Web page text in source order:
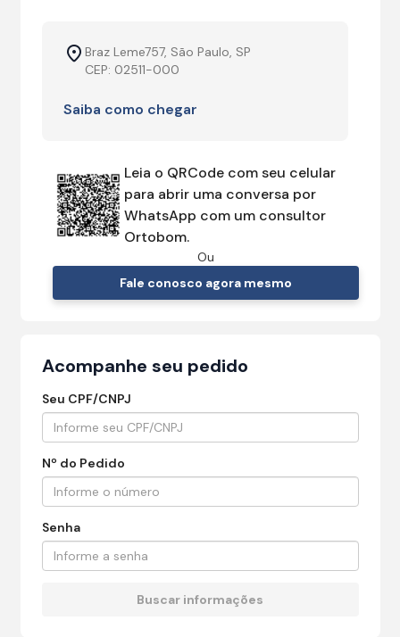
Braz Leme757, São Paulo, SP
CEP: 02511-000
Saiba como chegar
Leia o QRCode com seu celular
para abrir uma conversa por
WhatsApp com um consultor
Ortobom.
Ou
Fale conosco agora mesmo
Acompanhe seu pedido
Seu CPF/CNPJ
Nº do Pedido
Senha